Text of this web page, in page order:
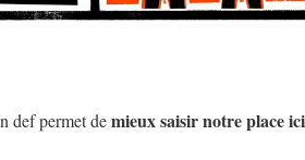
def permet demieux saisir notre place